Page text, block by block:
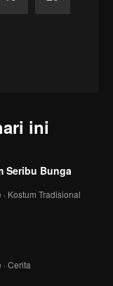
ini
Seribu Bunga
Kostum Tradisional
Cerita